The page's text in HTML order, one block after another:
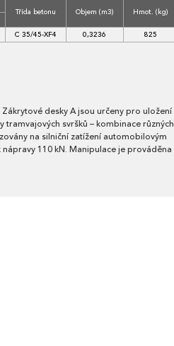
Třída betonu Objem (m3)
Hmot. (kg)
C 35/45-XF4 0,3236 825
desky A jsou určeny pro uložení
svršků – kombinace různých
na silniční zatížení automobilovým
110 kN. Manipulace je prováděna